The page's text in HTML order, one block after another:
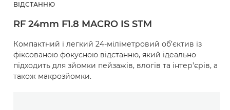
ВІДСТАННЮ
RF 24mm F1.8 MACRO IS STM
Компактний і легкий 24-міліметровий об’єктив із
фіксованою фокусною відстанню, який ідеально
підходить для зйомки пейзажів, влогів та інтер’єрів, а
також макрозйомки.